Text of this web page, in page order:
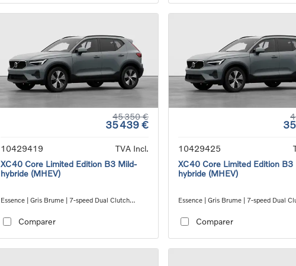
45 350 €
35 439 €
10429419
TVA Incl.
XC40 Core Limited Edition B3 Mild-
hybride (MHEV)
Essence | Gris Brume | 7-speed Dual Clutch
Comparer
10429425
XC40 Core Limited Edition B3
hybride (MHEV)
Essence | Gris Brume | 7-speed Dual
Comparer